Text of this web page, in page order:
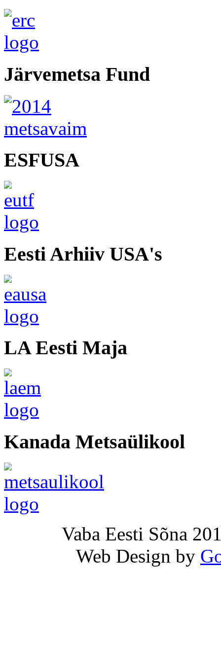
Järvemetsa Fund
ESFUSA
Eesti Arhiiv USA's
LA Eesti Maja
Kanada Metsaülikool
Vaba Eesti Sõna
Web Design by